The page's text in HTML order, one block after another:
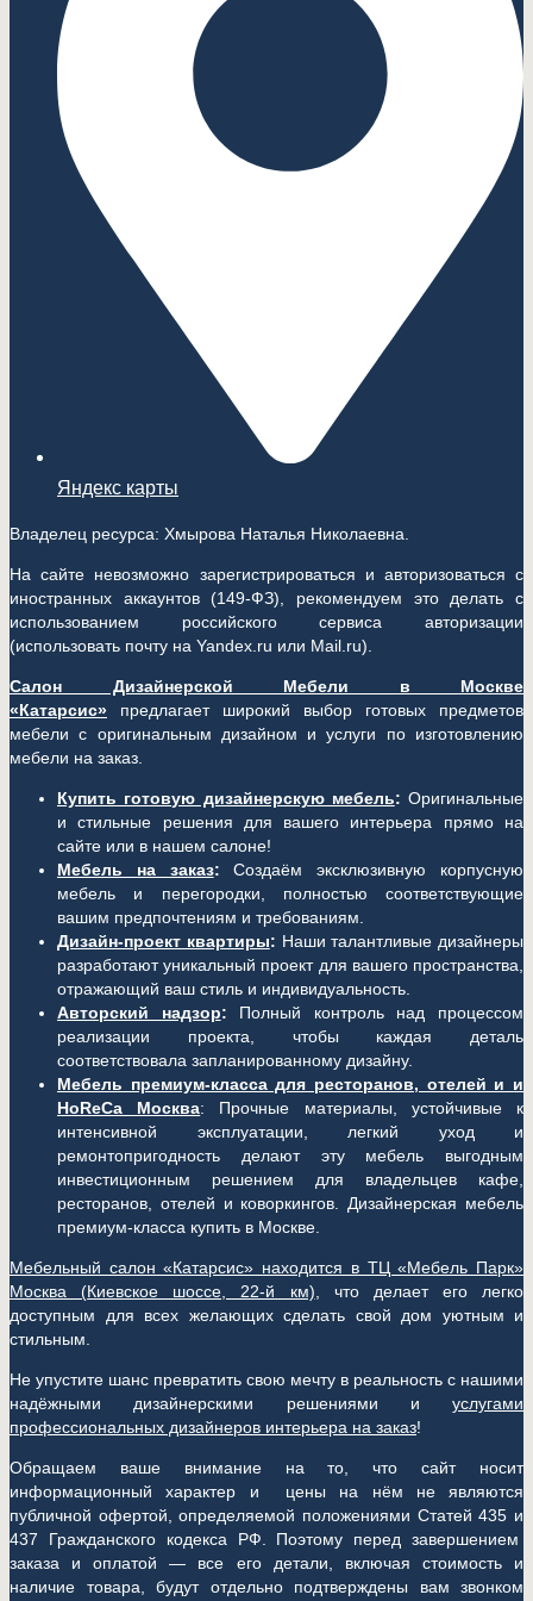
Яндекс карты
Владелец ресурса: Хмырова Наталья Николаевна.
На сайте невозможно зарегистрироваться и авторизоваться с
иностранных аккаунтов (149-ФЗ), рекомендуем это делать с
использованием российского сервиса авторизации
(использовать почту на Yandex.ru или Mail.ru).
Салон Дизайнерской Мебели в Москве
«Катарсис»
предлагает широкий выбор готовых предметов
мебели с оригинальным дизайном и услуги по изготовлению
мебели на заказ.
Купить готовую дизайнерскую мебель: Оригинальные
и стильные решения для вашего интерьера прямо на
сайте или в нашем салоне!
Мебель на заказ: Создаём эксклюзивную корпусную
мебель и перегородки, полностью соответствующие
вашим предпочтениям и требованиям.
Дизайн-проект квартиры: Наши талантливые дизайнеры
разработают уникальный проект для вашего пространства,
отражающий ваш стиль и индивидуальность.
Авторский надзор: Полный контроль над процессом
реализации проекта, чтобы каждая деталь
соответствовала запланированному дизайну.
Мебель премиум-класса для ресторанов, отелей и и
HoReCa Москва: Прочные материалы, устойчивые к
интенсивной эксплуатации, легкий уход и
ремонтопригодность делают эту мебель выгодным
инвестиционным решением для владельцев кафе,
ресторанов, отелей и коворкингов. Дизайнерская мебель
премиум-класса купить в Москве.
Мебельный салон «Катарсис» находится в ТЦ «Мебель Парк»
Москва (Киевское шоссе, 22-й км) , что делает его легко
доступным для всех желающих сделать свой дом уютным и
стильным.
Не упустите шанс превратить свою мечту в реальность с нашими
надёжными дизайнерскими решениями и услугами
профессиональных дизайнеров интерьера на заказ!
Обращаем ваше внимание на то, что сайт носит
информационный характер и цены на нём не являются
публичной офертой, определяемой положениями Статей 435 и
437 Гражданского кодекса РФ. Поэтому перед завершением
заказа и оплатой — все его детали, включая стоимость и
наличие товара, будут отдельно подтверждены вам звонком